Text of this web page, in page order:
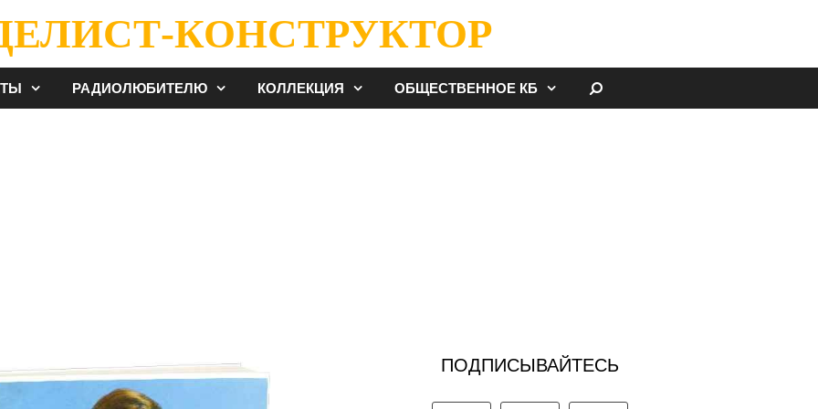
КОНСТРУКТОР
РАДИОЛЮБИТЕЛЮ КОЛЛЕКЦИЯ ОБЩЕСТВЕННОЕ КБ
ПОДПИСЫВАЙТЕСЬ